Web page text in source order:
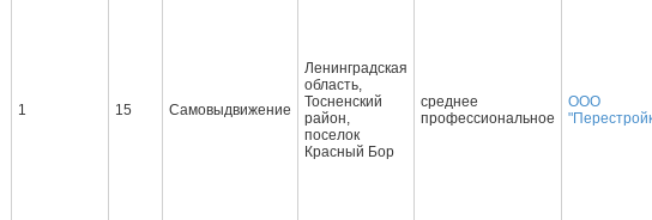
1 15 Самовыдвижение
Ленинградская
область,
Тосненский
район,
поселок
Красный Бор
среднее
профессиональное
ООО